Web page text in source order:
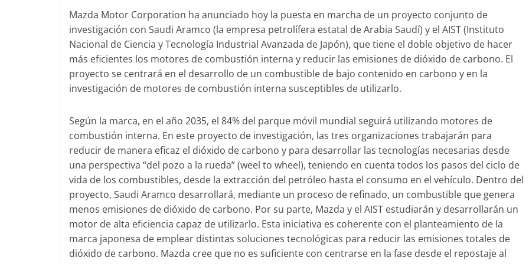
Mazda Motor Corporation ha anunciado hoy la puesta en marcha de un proyecto conjunto de
investigación con Saudi Aramco (la empresa petrolífera estatal de Arabia Saudí) y el AIST (Instituto
Nacional de Ciencia y Tecnología Industrial Avanzada de Japón), que tiene el doble objetivo de hacer
más eficientes los motores de combustión interna y reducir las emisiones de dióxido de carbono. El
proyecto se centrará en el desarrollo de un combustible de bajo contenido en carbono y en la
investigación de motores de combustión interna susceptibles de utilizarlo.
Según la marca, en el año 2035, el 84% del parque móvil mundial seguirá utilizando motores de
combustión interna. En este proyecto de investigación, las tres organizaciones trabajarán para
reducir de manera eficaz el dióxido de carbono y para desarrollar las tecnologías necesarias desde
una perspectiva “del pozo a la rueda” (weel to wheel), teniendo en cuenta todos los pasos del ciclo de
vida de los combustibles, desde la extracción del petróleo hasta el consumo en el vehículo. Dentro del
proyecto, Saudi Aramco desarrollará, mediante un proceso de refinado, un combustible que genera
menos emisiones de dióxido de carbono. Por su parte, Mazda y el AIST estudiarán y desarrollarán un
motor de alta eficiencia capaz de utilizarlo. Esta iniciativa es coherente con el planteamiento de la
marca japonesa de emplear distintas soluciones tecnológicas para reducir las emisiones totales de
dióxido de carbono. Mazda cree que no es suficiente con centrarse en la fase desde el repostaje al
Clase S Coupé W140: 30
años de uno de los
Mercedes-Benz más caros
Clásicos
Audi RS6: 20 años de
deportividad
25 de julio de 2022 mospotter84 0
Clásicos
BMW Serie 7: lujo desde
1977
28 de junio de 2022
Llamada a revisión en
Mercedes Clase A fabricados
entre 2017-2019
mospotter84
Seguridad
50 años del Mercedes-Benz
ESF 13: un experimento de
seguridad
31 de mayo de 2022 mospotter84 0
Seguridad Vídeo
El Mazda CX-5 2022 logra
máxima nota en las
de seguridad del IIHS
11 de noviembre de 2021
mospotter84